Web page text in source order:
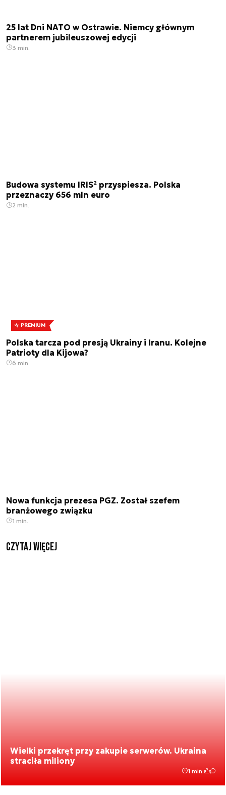
25 lat Dni NATO w Ostrawie. Niemcy głównym
partnerem jubileuszowej edycji
3 min.
Budowa systemu IRIS² przyspiesza. Polska
przeznaczy 656 mln euro
2 min.
PREMIUM
Polska tarcza pod presją Ukrainy i Iranu. Kolejne
Patrioty dla Kijowa?
6 min.
Nowa funkcja prezesa PGZ. Został szefem
branżowego związku
1 min.
czytaj więcej
Wielki przekręt przy zakupie serwerów. Ukraina
straciła miliony
1 min.